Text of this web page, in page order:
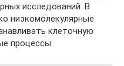
исследований. В
низкомолекулярные
клеточную
процессы.